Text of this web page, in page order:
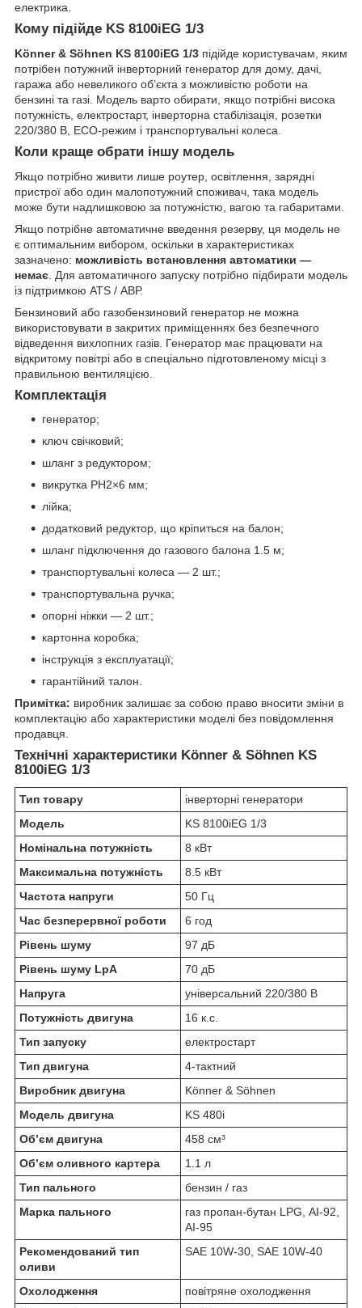
електрика.
Кому підійде KS 8100iEG 1/3
Könner & Söhnen KS 8100iEG 1/3 підійде користувачам, яким
потрібен потужний інверторний генератор для дому, дачі,
гаража або невеликого об’єкта з можливістю роботи на
бензині та газі. Модель варто обирати, якщо потрібні висока
потужність, електростарт, інверторна стабілізація, розетки
220/380 В, ECO-режим і транспортувальні колеса.
Коли краще обрати іншу модель
Якщо потрібно живити лише роутер, освітлення, зарядні
пристрої або один малопотужний споживач, така модель
може бути надлишковою за потужністю, вагою та габаритами.
Якщо потрібне автоматичне введення резерву, ця модель не
є оптимальним вибором, оскільки в характеристиках
зазначено: можливість встановлення автоматики —
немає . Для автоматичного запуску потрібно підбирати модель
із підтримкою ATS / АВР.
Бензиновий або газобензиновий генератор не можна
використовувати в закритих приміщеннях без безпечного
відведення вихлопних газів. Генератор має працювати на
відкритому повітрі або в спеціально підготовленому місці з
правильною вентиляцією.
Комплектація
генератор;
ключ свічковий;
шланг з редуктором;
викрутка РН2×6 мм;
лійка;
додатковий редуктор, що кріпиться на балон;
шланг підключення до газового балона 1.5 м;
транспортувальні колеса — 2 шт.;
транспортувальна ручка;
опорні ніжки — 2 шт.;
картонна коробка;
інструкція з експлуатації;
гарантійний талон.
Примітка: виробник залишає за собою право вносити зміни в
комплектацію або характеристики моделі без повідомлення
продавця.
Технічні характеристики Könner & Söhnen KS
8100iEG 1/3
Тип товару
інверторні генератори
Модель
KS 8100iEG 1/3
Номінальна потужність
8 кВт
Максимальна потужність
8.5 кВт
Частота напруги
50 Гц
Час безперервної роботи
6 год
Рівень шуму
97 дБ
Рівень шуму LpA
70 дБ
Напруга
універсальний 220/380 В
Потужність двигуна
16 к.с.
Тип запуску
електростарт
Тип двигуна
4-тактний
Виробник двигуна
Könner & Söhnen
Модель двигуна
KS 480i
Об’єм двигуна
458 см³
Об’єм оливного картера
1.1 л
Тип пального
бензин / газ
Марка пального
газ пропан-бутан LPG, АІ-92,
АІ-95
Рекомендований тип
оливи
SAE 10W-30, SAE 10W-40
Охолодження
повітряне охолодження